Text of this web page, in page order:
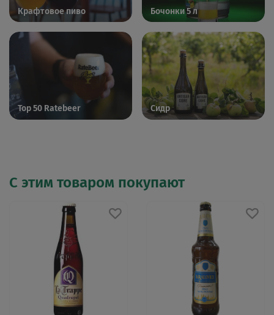
Крафтовое пиво Бочонки 5 л
Top 50 Ratebeer Сидр
С этим товаром покупают